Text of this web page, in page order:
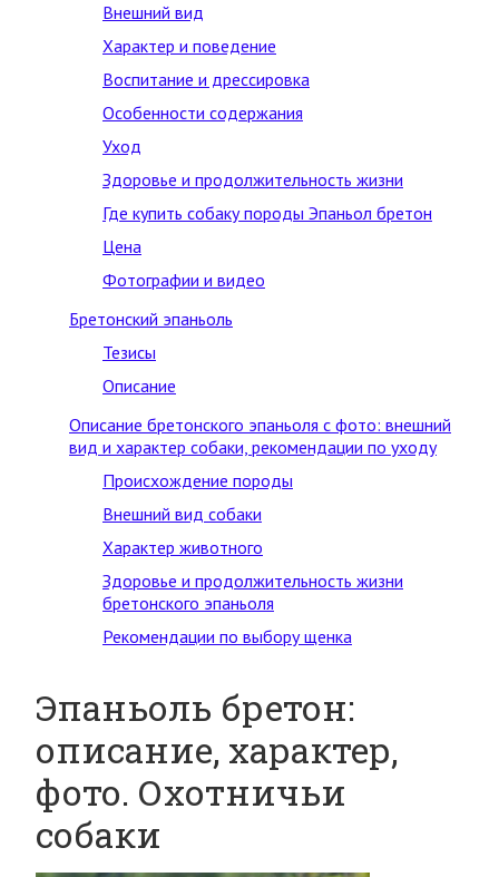
Внешний вид
Характер и поведение
Воспитание и дрессировка
Особенности содержания
Уход
Здоровье и продолжительность жизни
Где купить собаку породы Эпаньол бретон
Цена
Фотографии и видео
Бретонский эпаньоль
Тезисы
Описание
Описание бретонского эпаньоля с фото: внешний
вид и характер собаки, рекомендации по уходу
Происхождение породы
Внешний вид собаки
Характер животного
Здоровье и продолжительность жизни
бретонского эпаньоля
Рекомендации по выбору щенка
Эпаньоль бретон:
описание, характер,
фото. Охотничьи
собаки